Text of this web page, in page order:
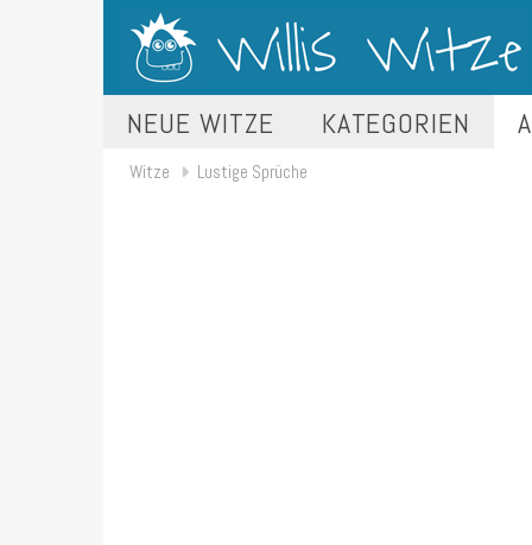
NEUE WITZE KATEGORIEN
Witze Lustige Sprüche